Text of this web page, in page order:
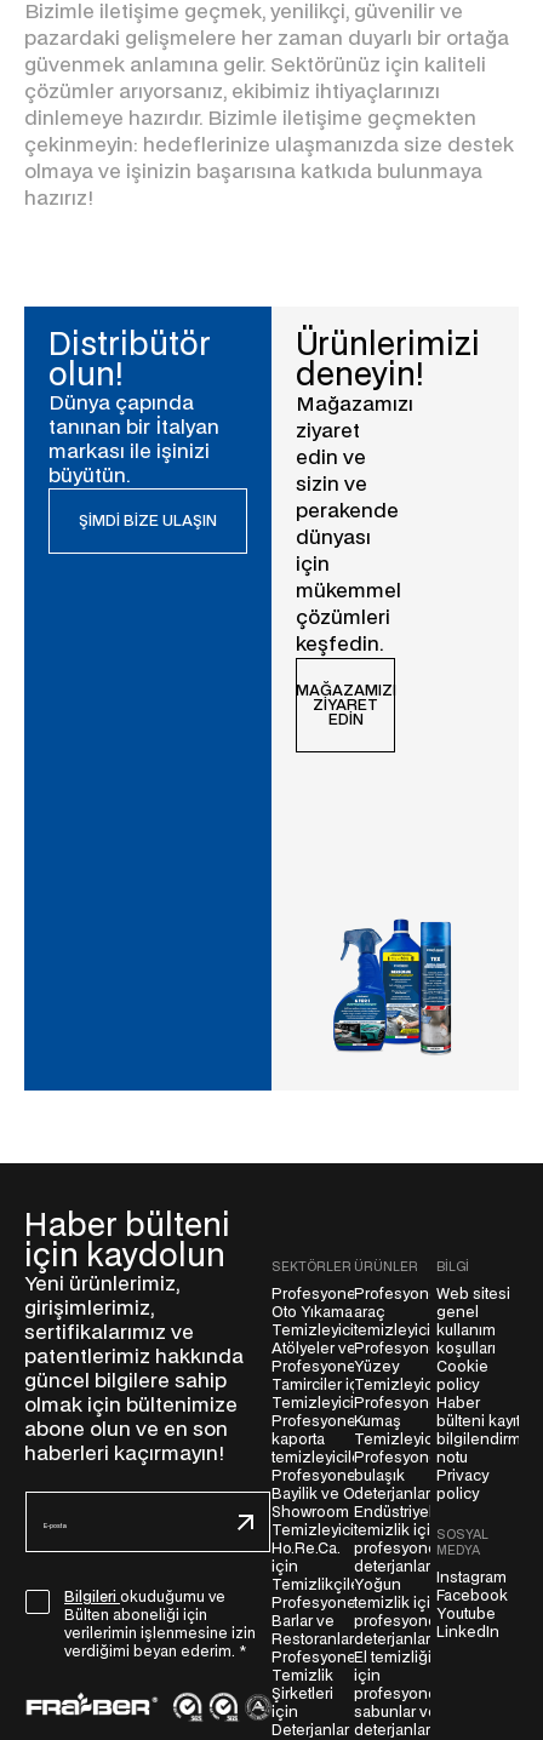
Bizimle iletişime geçmek, yenilikçi, güvenilir ve
pazardaki gelişmelere her zaman duyarlı bir ortağa
güvenmek anlamına gelir. Sektörünüz için kaliteli
çözümler arıyorsanız, ekibimiz ihtiyaçlarınızı
dinlemeye hazırdır. Bizimle iletişime geçmekten
çekinmeyin: hedeflerinize ulaşmanızda size destek
olmaya ve işinizin başarısına katkıda bulunmaya
hazırız!
Distribütör
olun!
Dünya çapında
tanınan bir İtalyan
markası ile işinizi
büyütün.
ŞIMDI BIZE ULAŞIN
Ürünlerimizi
deneyin!
Mağazamızı
ziyaret
edin ve
sizin ve
perakende
dünyası
için
mükemmel
çözümleri
keşfedin.
MAĞAZAMIZI
ZIYARET
EDIN
Haber bülteni
için kaydolun
Yeni ürünlerimiz,
girişimlerimiz,
sertifikalarımız ve
patentlerimiz hakkında
güncel bilgilere sahip
olmak için bültenimize
abone olun ve en son
haberleri kaçırmayın!
p
S
Bilgileri okuduğumu ve
Bülten aboneliği için
verilerimin işlenmesine izin
verdiğimi beyan ederim. *
SEKTÖRLER
Profesyonel
Oto Yıkama
Temizleyicileri
Atölyeler ve
Profesyonel
Tamirciler için
Temizleyiciler
Profesyonel
kaporta
temizleyicileri
Profesyonel
Bayilik ve Oto
Showroom
Temizleyicileri
Ho.Re.Ca.
için
Temizlikçiler
Profesyonel
Barlar ve
Restoranlar
Profesyonel
Temizlik
Şirketleri
için
Deterjanlar
ÜRÜNLER
Profesyonel
araç
temizleyicileri
Profesyonel
Yüzey
Temizleyiciler
Profesyonel
Kumaş
Temizleyiciler
Profesyonel
bulaşık
deterjanları
Endüstriyel
temizlik için
profesyonel
deterjanlar
Yoğun
temizlik için
profesyonel
deterjanlar
El temizliği
için
profesyonel
sabunlar ve
deterjanlar
BILGI
Web sitesi
genel
kullanım
koşulları
Cookie
policy
Haber
bülteni kayıt
bilgilendirme
notu
Privacy
policy
SOSYAL
MEDYA
Instagram
Facebook
Youtube
LinkedIn